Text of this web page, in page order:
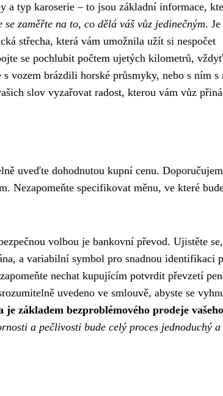
a typ karoserie – to jsou základní informace,
se zaměřte na to, co dělá váš vůz jedinečným.
střecha, která vám umožnila užít si nespočet
se pochlubit počtem ujetých kilometrů,
vozem brázdili horské průsmyky, nebo s ním
slov vyzařovat radost, kterou vám vůz
uveďte dohodnutou kupní cenu.
Nezapomeňte specifikovat měnu, ve které
volbou je bankovní převod. Ujistěte
a variabilní symbol pro snadnou identifikaci
nechat kupujícím potvrdit převzetí
uvedeno ve smlouvě, abyste se
základem bezproblémového prodeje
a pečlivosti bude celý proces jednoduchý a